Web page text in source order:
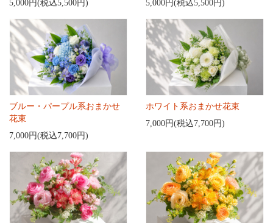
5,000円(税込5,500円) 5,000円(税込5,500円)
ブルー・パープル系おまかせ
花束
7,000円(税込7,700円)
ホワイト系おまかせ花束
7,000円(税込7,700円)